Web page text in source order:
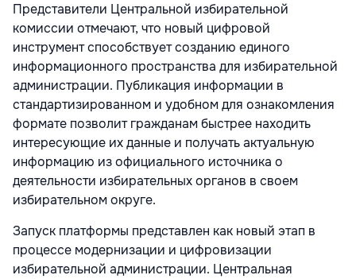
Представители Центральной избирательной
комиссии отмечают, что новый цифровой
инструмент способствует созданию единого
информационного пространства для избирательной
администрации. Публикация информации в
стандартизированном и удобном для ознакомления
формате позволит гражданам быстрее находить
интересующие их данные и получать актуальную
информацию из официального источника о
деятельности избирательных органов в своем
избирательном округе.
Запуск платформы представлен как новый этап в
процессе модернизации и цифровизации
избирательной администрации. Центральная